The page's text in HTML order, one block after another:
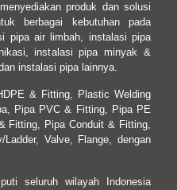
produk dan solusi
berbagai kebutuhan pada
pipa air limbah, instalasi pipa
instalasi pipa minyak &
instalasi pipa lainnya.
& Fitting, Plastic Welding
Pipa PVC & Fitting, Pipa PE
Fitting, Pipa Conduit & Fitting,
Valve, Flange, dengan
seluruh wilayah Indonesia